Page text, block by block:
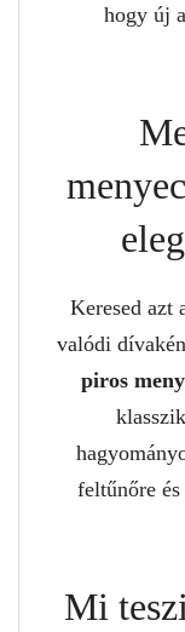
hogy új
Keresed azt
valódi
piros
feltűnőre
Mi